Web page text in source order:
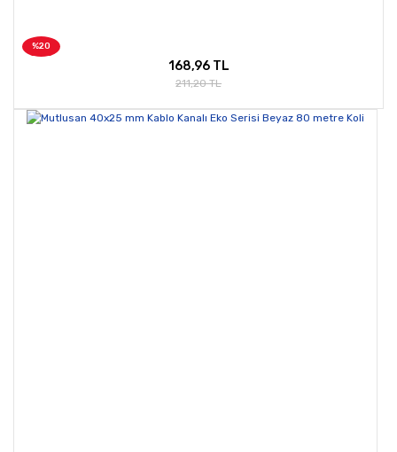
%20
168,96 TL
211,20 TL